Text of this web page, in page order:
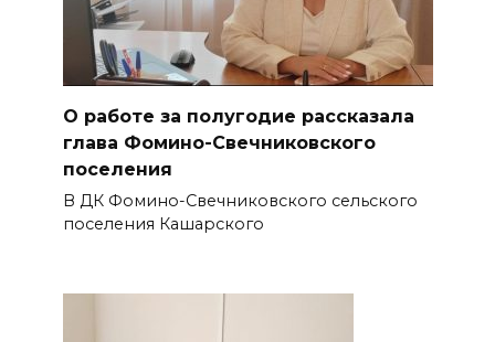
О работе за полугодие рассказала
глава Фомино-Свечниковского
поселения
В ДК Фомино-Свечниковского сельского
поселения Кашарского